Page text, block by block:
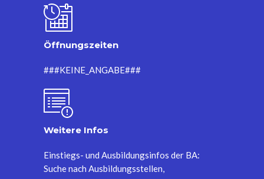
Öffnungszeiten
###KEINE_ANGABE###
Weitere Infos
Einstiegs- und Ausbildungsinfos der BA:
Suche nach Ausbildungsstellen,